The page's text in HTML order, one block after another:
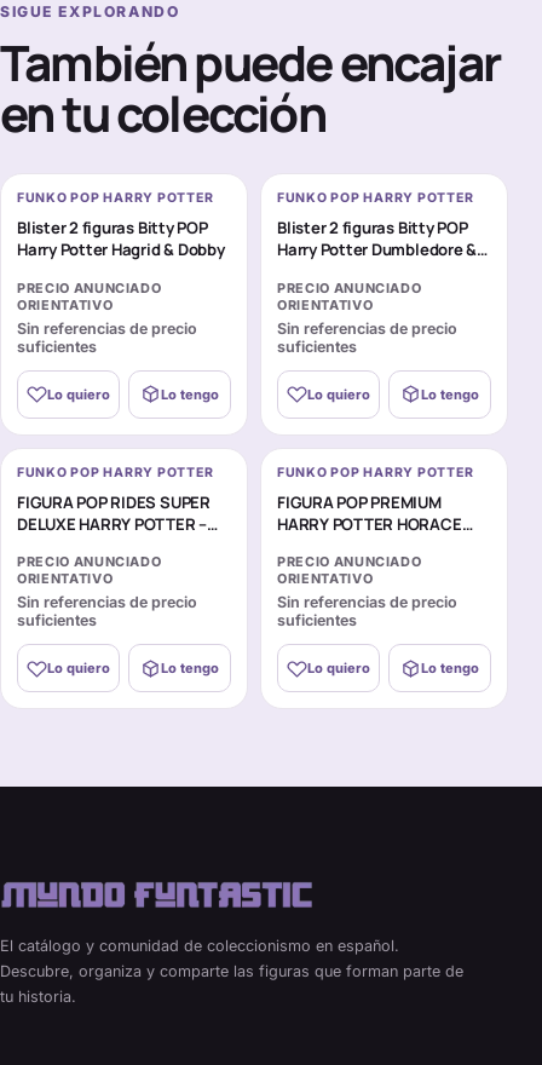
SIGUE EXPLORANDO
También puede encajar
en tu colección
FUNKO POP HARRY POTTER
Blister 2 figuras Bitty POP
Harry Potter Hagrid & Dobby
PRECIO ANUNCIADO
ORIENTATIVO
Sin referencias de precio
suficientes
Lo quiero Lo tengo
FUNKO POP HARRY POTTER
Blister 2 figuras Bitty POP
Harry Potter Dumbledore &
PRECIO ANUNCIADO
ORIENTATIVO
Sin referencias de precio
suficientes
Lo quiero Lo tengo
FUNKO POP HARRY POTTER
FIGURA POP RIDES SUPER
DELUXE HARRY POTTER –
KNIGHT BUS
PRECIO ANUNCIADO
ORIENTATIVO
Sin referencias de precio
suficientes
Lo quiero Lo tengo
FUNKO POP HARRY POTTER
FIGURA POP PREMIUM
HARRY POTTER HORACE
PRECIO ANUNCIADO
ORIENTATIVO
Sin referencias de precio
suficientes
Lo quiero Lo tengo
El catálogo y comunidad de coleccionismo en español.
Descubre, organiza y comparte las figuras que forman parte de
tu historia.